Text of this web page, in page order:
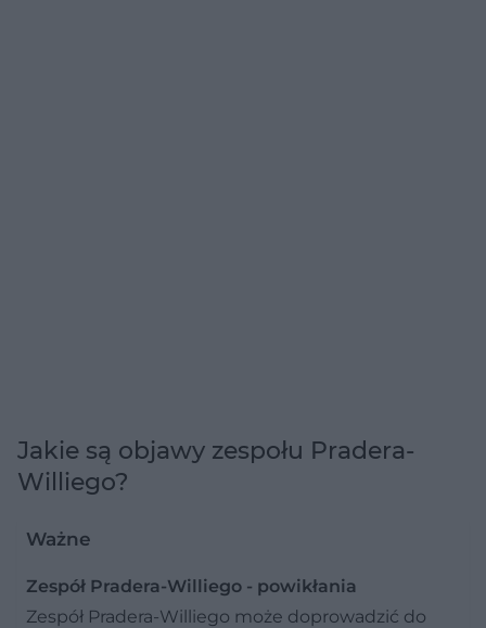
Jakie są objawy zespołu Pradera-
Williego?
Ważne
Zespół Pradera-Williego - powikłania
Zespół Pradera-Williego może doprowadzić do